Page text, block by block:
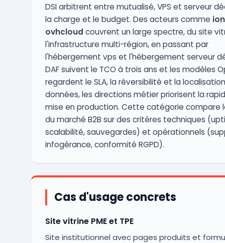
DSI arbitrent entre mutualisé, VPS et serveur
la charge et le budget. Des acteurs comme
ovhcloud couvrent un large spectre, du site
l'infrastructure multi-région, en passant par
l'hébergement vps et l'hébergement serveur
DAF suivent le TCO à trois ans et les modèles
regardent le SLA, la réversibilité et la
données, les directions métier priorisent la
mise en production. Cette catégorie compare
du marché B2B sur des critères techniques
scalabilité, sauvegardes) et opérationnels
infogérance, conformité RGPD).
Cas d'usage concrets
Site vitrine PME et TPE
Site institutionnel avec pages produits et